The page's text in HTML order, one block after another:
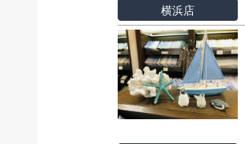
横浜店